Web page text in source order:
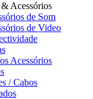
Acessórios
de Som
de Video
Acessórios
/ Cabos